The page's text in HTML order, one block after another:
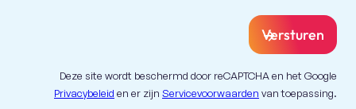
Versturen
Deze site wordt beschermd door reCAPTCHA en het Google
Privacybeleid en er zijnServicevoorwaarden van toepassing.